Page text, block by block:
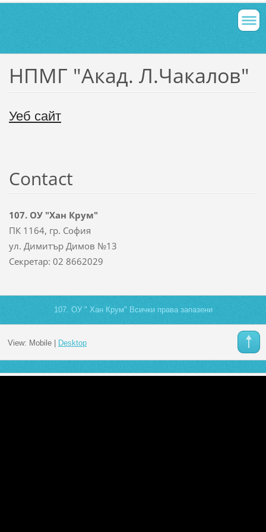
НПМГ "Акад. Л.Чакалов"
Уеб сайт
Contact
107. ОУ "Хан Крум"
ПК 1164, гр. София
ул. Димитър Димов №13
Секретар: 02 8662029
107. ОУ " Хан Крум" Всички права запазени
View: Mobile| Desktop